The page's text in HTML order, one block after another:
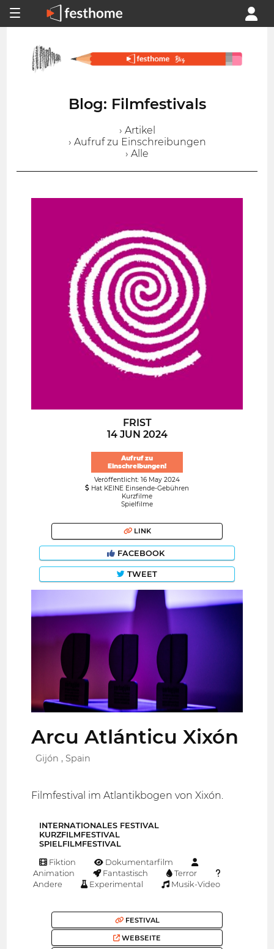
Blog: Filmfestivals
› Artikel
› Aufruf zu Einschreibungen
› Alle
FRIST
14 JUN 2024
Aufruf zu
Einschreibungen!
Veröffentlicht: 16 May 2024
Hat KEINE Einsende-Gebühren
Kurzfilme
Spielfilme
LINK
FACEBOOK
TWEET
Arcu Atlánticu Xixón
Gijón , Spain
Filmfestival im Atlantikbogen von Xixón.
INTERNATIONALES FESTIVAL
KURZFILMFESTIVAL
SPIELFILMFESTIVAL
Fiktion
Dokumentarfilm
Animation
Fantastisch
Terror
Andere
Experimental Musik-Video
FESTIVAL
WEBSEITE